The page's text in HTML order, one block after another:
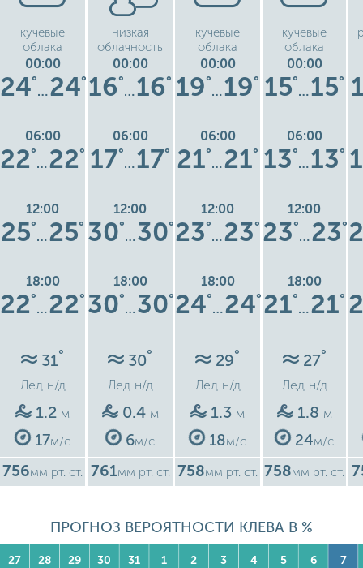
кучевые
облака
00:00
24°
…24°
06:00
22°
…22°
12:00
25°
…25°
18:00
22°
…22°
31°
Лед н/д
1.2 м
17м/с
756мм рт. ст.
низкая
облачность
00:00
16°
…16°
06:00
17°
…17°
12:00
30°
…30°
18:00
30°
…30°
30°
Лед н/д
0.4 м
6м/с
761мм рт. ст.
кучевые
облака
00:00
19°
…19°
06:00
21°
…21°
12:00
23°
…23°
18:00
24°
…24°
29°
Лед н/д
1.3 м
18м/с
758мм рт. ст.
кучевые
облака
00:00
15°
…15°
06:00
13°
…13°
12:00
23°
…23°
18:00
21°
…21°
27°
Лед н/д
1.8 м
24м/с
758мм рт. ст.
ПРОГНОЗ ВЕРОЯТНОСТИ КЛЕВА В %
27 28 29 30 31 1 2 3 4 5 6 7